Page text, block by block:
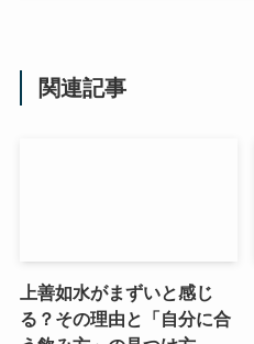
関連記事
上善如水がまずいと感じ
る？その理由と「自分に合